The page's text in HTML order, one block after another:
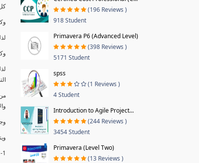
1- أهمية التدقيق الداخلي وتعريفه.
(196 Reviews )
918 Student
Primavera P6 (Advanced Level)
(398 Reviews )
5171 Student
spss
(1 Reviews )
4 Student
Introduction to Agile Project...
(244 Reviews )
3454 Student
Primavera (Level Two)
(13 Reviews )